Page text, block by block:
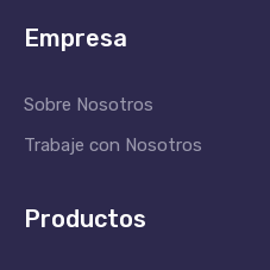
Empresa
Sobre Nosotros
Trabaje con Nosotros
Productos